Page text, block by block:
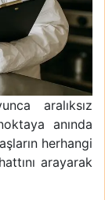
aralıksız
anında
herhangi
arayarak